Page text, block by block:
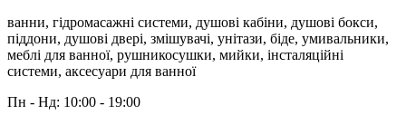
ванни, гідромасажні системи, душові кабіни, душові бокси,
піддони, душові двері, змішувачі, унітази, біде, умивальники,
меблі для ванної, рушникосушки, мийки, інсталяційні
системи, аксесуари для ванної
Пн - Нд: 10:00 - 19:00